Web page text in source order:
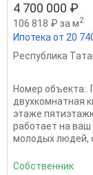
4 700 000 ₽
106 818 ₽ за м2
Ипотека от 20
Республика
Номер объекта:.
двухкомнатная
этаже
работает на
молодых людей,
Собственник